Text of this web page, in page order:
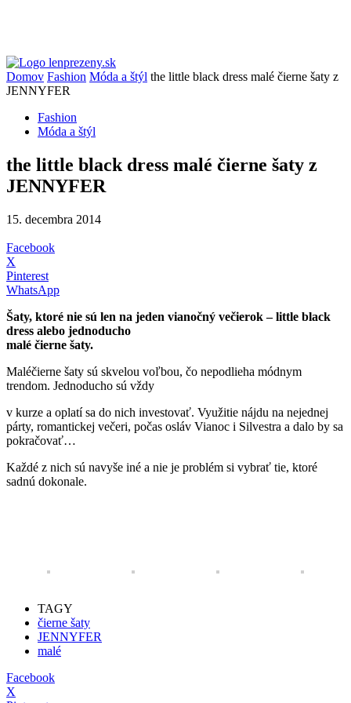
Domov Fashion Móda a štýl the little black dress malé čierne šaty z
JENNYFER
Fashion
Móda a štýl
the little black dress malé čierne šaty z
JENNYFER
15. decembra 2014
Facebook
X
Pinterest
WhatsApp
Šaty, ktoré nie sú len na jeden vianočný večierok – little black
dress alebo jednoducho
malé čierne šaty.
Maléčierne šaty sú skvelou voľbou, čo nepodlieha módnym
trendom. Jednoducho sú vždy
v kurze a oplatí sa do nich investovať. Využitie nájdu na nejednej
párty, romantickej večeri, počas osláv Vianoc i Silvestra a dalo by sa
pokračovať…
Každé z nich sú navyše iné a nie je problém si vybrať tie, ktoré
sadnú dokonale.
TAGY
čierne šaty
JENNYFER
malé
Facebook
X